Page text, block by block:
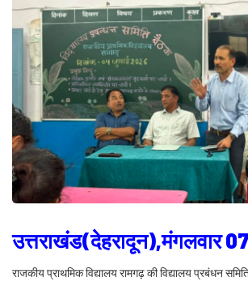
उत्तराखंड(देहरादून),मंगलवार
राजकीय प्राथमिक विद्यालय रामगढ़ की विद्यालय प्रबंधन